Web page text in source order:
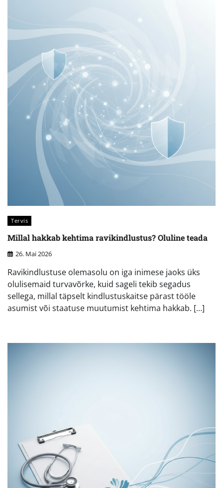
Tervis
Millal hakkab kehtima ravikindlustus? Oluline teada
26. Mai 2026
Ravikindlustuse olemasolu on iga inimese jaoks üks
olulisemaid turvavõrke, kuid sageli tekib segadus
sellega, millal täpselt kindlustuskaitse pärast tööle
asumist või staatuse muutumist kehtima hakkab. […]